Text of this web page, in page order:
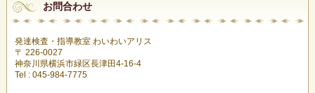
お問合わせ
発達検査・指導教室 わいわいアリス
〒 226-0027
神奈川県横浜市緑区長津田4-16-4
Tel : 045-984-7775